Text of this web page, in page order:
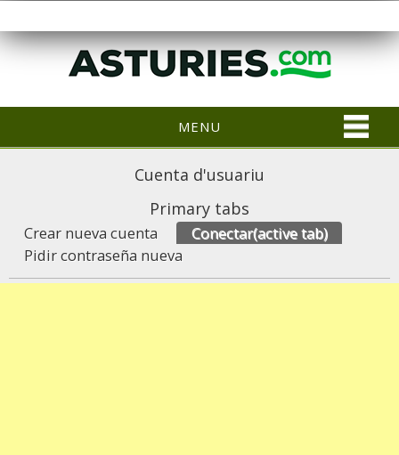
MENU
Cuenta d'usuariu
Primary tabs
Crear nueva cuenta Conectar(active tab)
Pidir contraseña nueva